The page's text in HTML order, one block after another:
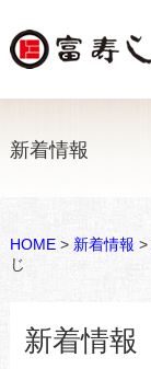
新着情報
HOME> 新着情報 >
じ
新着情報